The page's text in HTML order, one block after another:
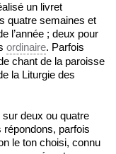
un livret
quatre semaines et
l’année ; deux pour
ordinaire. Parfois
chant de la paroisse
la Liturgie des
deux ou quatre
parfois
le ton choisi, connu